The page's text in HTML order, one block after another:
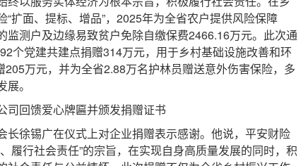
扩面、提标、增品”，2025年为全省农户提供风险保障
监测户及边缘易致贫户免除自缴保费2466.16万元。此次通
个党建共建点捐赠314万元，用于乡村基础设施改善和环
万元，并为全省2.88万名护林员赠送意外伤害保险，多
。
回馈爱心牌匾并颁发捐赠证书
徐锡广在仪式上对企业捐赠表示感谢。他说，平安财险
履行社会责任”的宗旨，在实现自身高质量发展的同时，积